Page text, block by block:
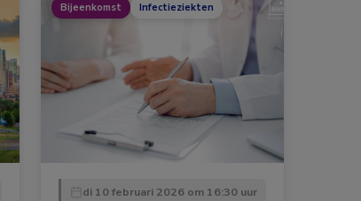
Bijeenkomst Infectieziekten
di 10 februari 2026 om 16:30 uur